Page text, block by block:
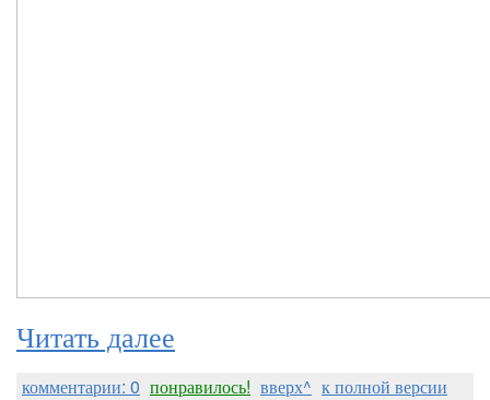
Читать далее
комментарии: 0 понравилось! вверх^ к полной версии